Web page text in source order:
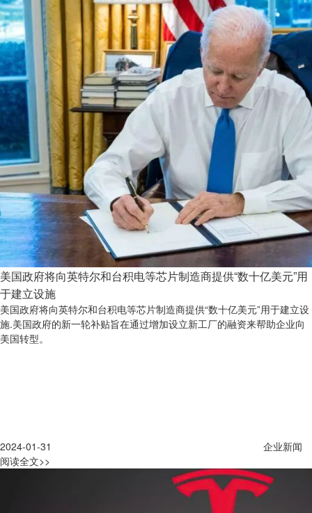
美国政府将向英特尔和台积电等芯片制造商提供“数十亿美元”用
于建立设施
美国政府将向英特尔和台积电等芯片制造商提供“数十亿美元”用于建立设
施.美国政府的新一轮补贴旨在通过增加设立新工厂的融资来帮助企业向
美国转型。
2024-01-31
企业新闻
阅读全文>>